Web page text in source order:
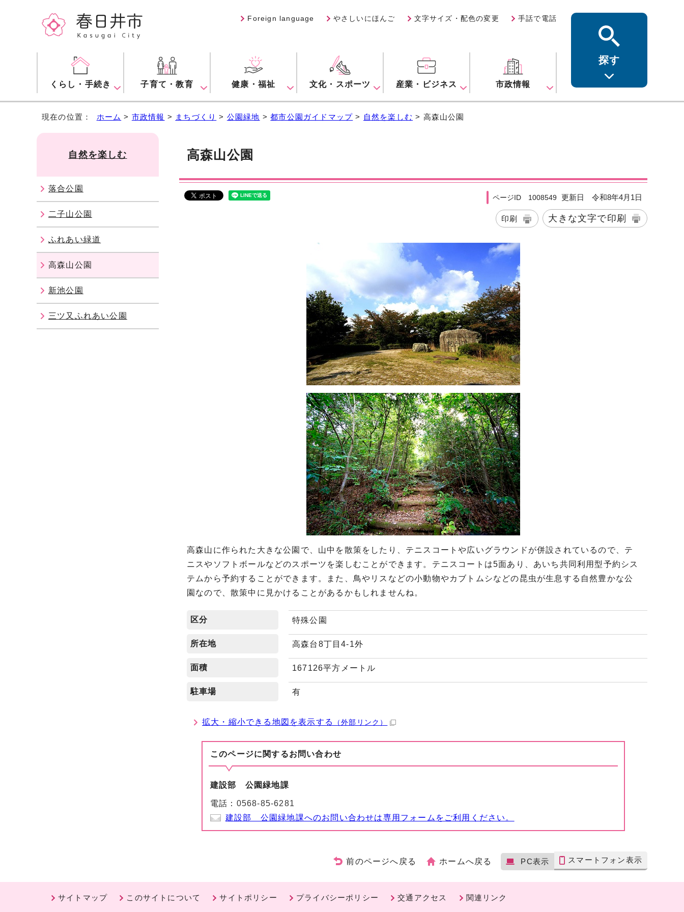
Foreign language やさしいにほんご 文字サイズ・配色の変更 手話で電話
くらし・手続き 子育て・教育 健康・福祉 文化・スポーツ 産業・ビジネス 市政情報
探す
現在の位置： ホーム > 市政情報 > まちづくり > 公園緑地 >都市公園ガイドマップ > 自然を楽しむ > 高森山公園
高森山公園
ページID 1008549 更新日 令和8年4月1日
印刷 大きな文字で印刷
高森山に作られた大きな公園で、山中を散策をしたり、テニスコートや広いグラウンドが併設されているので、テ
ニスやソフトボールなどのスポーツを楽しむことができます。テニスコートは5面あり、あいち共同利用型予約シス
テムから予約することができます。また、鳥やリスなどの小動物やカブトムシなどの昆虫が生息する自然豊かな公
園なので、散策中に見かけることがあるかもしれませんね。
区分 特殊公園
所在地 高森台8丁目4-1外
面積 167126平方メートル
駐車場 有
拡大・縮小できる地図を表示する （外部リンク）
このページに関するお問い合わせ
建設部 公園緑地課
電話： 0568-85-6281
建設部 公園緑地課へのお問い合わせは専用フォームをご利用ください。
自然を楽しむ
落合公園
二子山公園
ふれあい緑道
高森山公園
新池公園
三ツ又ふれあい公園
前のページへ戻る ホームへ戻る PC表示 スマートフォン表示
サイトマップ このサイトについて サイトポリシー プライバシーポリシー 交通アクセス 関連リンク